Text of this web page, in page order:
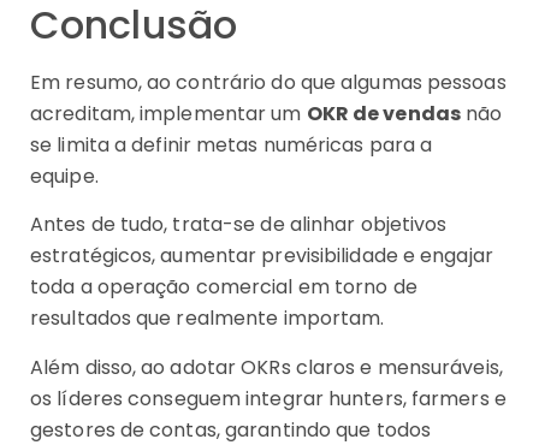
Conclusão
Em resumo, ao contrário do que algumas pessoas
acreditam, implementar um OKR de vendasnão
se limita a definir metas numéricas para a
equipe.
Antes de tudo, trata-se de alinhar objetivos
estratégicos, aumentar previsibilidade e engajar
toda a operação comercial em torno de
resultados que realmente importam.
Além disso, ao adotar OKRs claros e mensuráveis,
os líderes conseguem integrar hunters, farmers e
gestores de contas, garantindo que todos